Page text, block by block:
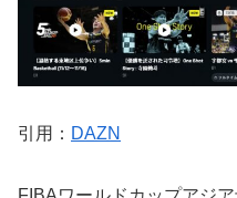
引用： DAZN